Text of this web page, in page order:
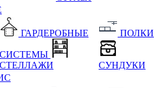
ГАРДЕРОБНЫЕ
СИСТЕМЫ
СТЕЛЛАЖИ
ПОЛКИ
СУНДУКИ